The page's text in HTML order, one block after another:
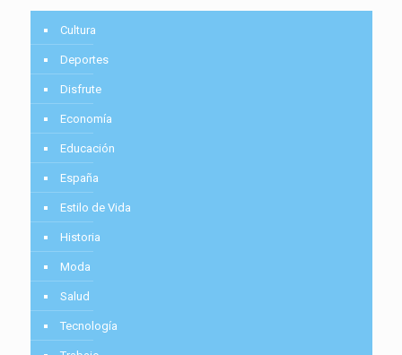
Cultura
Deportes
Disfrute
Economía
Educación
España
Estilo de Vida
Historia
Moda
Salud
Tecnología